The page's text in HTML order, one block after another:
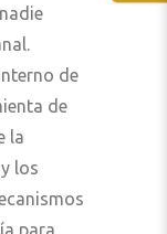
de
de
la
los
para